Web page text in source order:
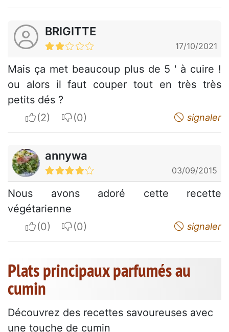
BRIGITTE
17/10/2021
Mais ça met beaucoup plus de 5 ' à cuire !
ou alors il faut couper tout en très très
petits dés ?
I apreciateI do not appreciate signaler
annywa
03/09/2015
Nous avons adoré cette recette
végétarienne
I apreciateI do not appreciate signaler
Plats principaux parfumés au
cumin
Découvrez des recettes savoureuses avec
une touche de cumin